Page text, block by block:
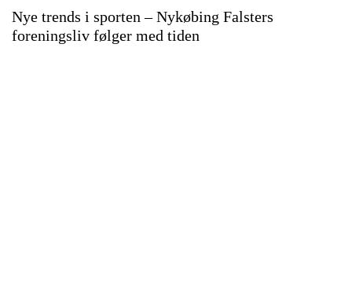
Nye trends i sporten – Nykøbing Falsters
foreningsliv følger med tiden